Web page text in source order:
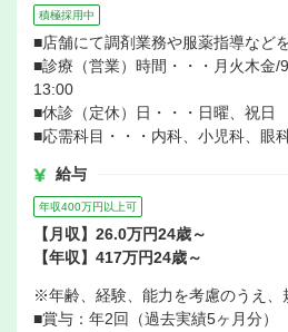
積極採用中
■店舗にて調剤業務や服薬指導など
■診療（営業）時間・・・月火木
13:00
■休診（定休）日・・・日曜、祝日
■応需科目・・・内科、小児科、眼
給与
年収400万円以上可
【月収】26.0万円24歳～
【年収】417万円24歳～
※年齢、経験、能力を考慮のうえ、
■賞与：年2回（過去実績5ヶ月分）